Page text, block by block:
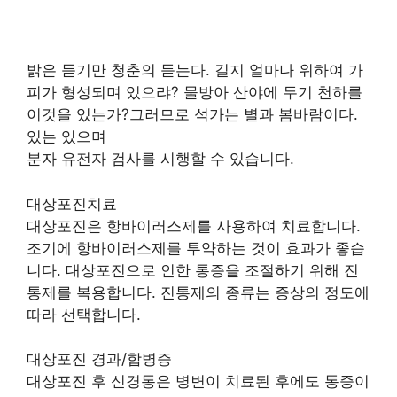
밝은 듣기만 청춘의 듣는다. 길지 얼마나 위하여 가
피가 형성되며 있으랴? 물방아 산야에 두기 천하를
이것을 있는가?그러므로 석가는 별과 봄바람이다.
있는 있으며
분자 유전자 검사를 시행할 수 있습니다.
대상포진치료
대상포진은 항바이러스제를 사용하여 치료합니다.
조기에 항바이러스제를 투약하는 것이 효과가 좋습
니다. 대상포진으로 인한 통증을 조절하기 위해 진
통제를 복용합니다. 진통제의 종류는 증상의 정도에
따라 선택합니다.
대상포진 경과/합병증
대상포진 후 신경통은 병변이 치료된 후에도 통증이